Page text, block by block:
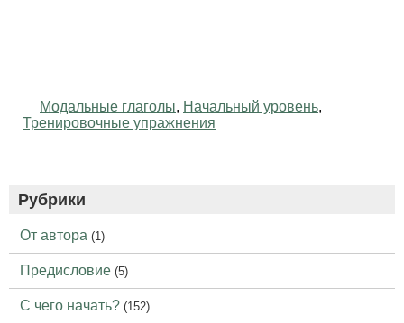
Модальные глаголы, Начальный уровень,
Тренировочные упражнения
Рубрики
От автора (1)
Предисловие (5)
С чего начать? (152)